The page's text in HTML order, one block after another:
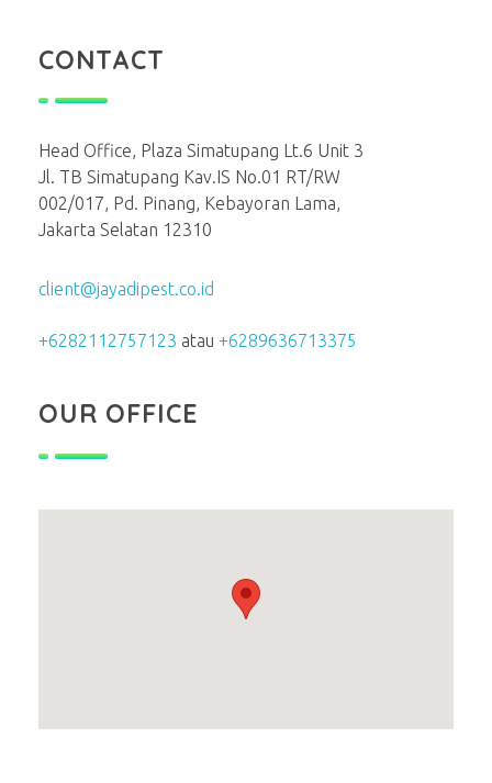
CONTACT
Head Office, Plaza Simatupang Lt.6 Unit 3
Jl. TB Simatupang Kav.IS No.01 RT/RW
002/017, Pd. Pinang, Kebayoran Lama,
Jakarta Selatan 12310
client@jayadipest.co.id
+6282112757123 atau +6289636713375
OUR OFFICE